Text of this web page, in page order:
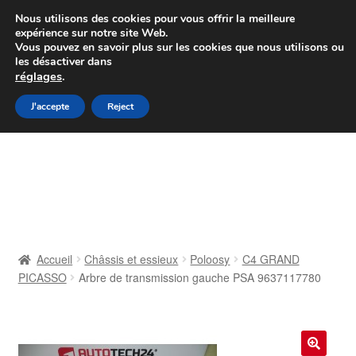
Colissimo livraison à partir de 7 EUR
Du lundi au vendredi de 9 h à 16 h
Aller
à
Aller
au
Contact
Accueil Châssis et essieux Poloosy
C4 GRAND
PICASSO
Arbre de transmission gauche PSA 9637117780
Nous utilisons des cookies pour vous offrir la meilleure
expérience sur notre site Web.
Vous pouvez en savoir plus sur les cookies que nous utilisons ou
les désactiver dans
réglages.
J'accepte Reject